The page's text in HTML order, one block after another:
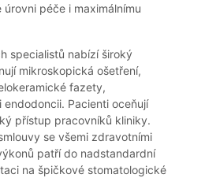
péče i maximálnímu
specialistů nabízí široký
mikroskopická ošetření,
fazety,
Pacienti oceňují
přístup pracovníků kliniky.
se všemi zdravotními
patří do nadstandardní
na špičkové stomatologické